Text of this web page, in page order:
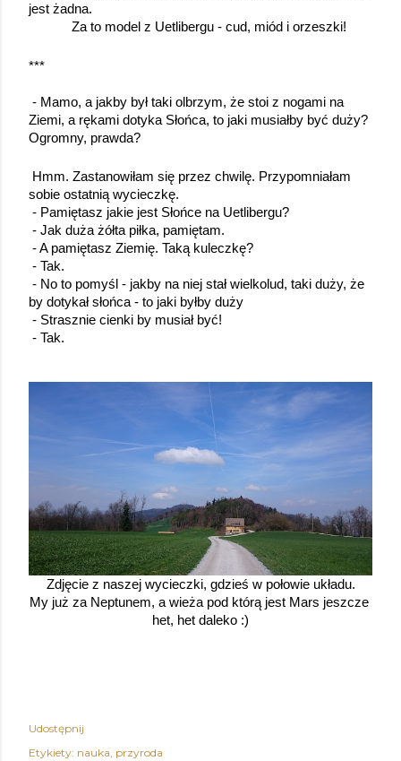
jest żadna.
Za to model z Uetlibergu - cud, miód i orzeszki!
***
- Mamo, a jakby był taki olbrzym, że stoi z nogami na
Ziemi, a rękami dotyka Słońca, to jaki musiałby być duży?
Ogromny, prawda?
Hmm. Zastanowiłam się przez chwilę. Przypomniałam
sobie ostatnią wycieczkę.
- Pamiętasz jakie jest Słońce na Uetlibergu?
- Jak duża żółta piłka, pamiętam.
- A pamiętasz Ziemię. Taką kuleczkę?
- Tak.
- No to pomyśl - jakby na niej stał wielkolud, taki duży, że
by dotykał słońca - to jaki byłby duży
- Strasznie cienki by musiał być!
- Tak.
Zdjęcie z naszej wycieczki, gdzieś w połowie układu.
My już za Neptunem, a wieża pod którą jest Mars jeszcze
het, het daleko :)
Udostępnij
Etykiety: nauka przyroda